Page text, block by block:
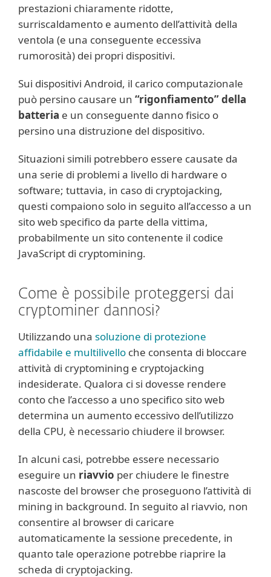
prestazioni chiaramente ridotte,
surriscaldamento e aumento dell’attività della
ventola (e una conseguente eccessiva
rumorosità) dei propri dispositivi.
Sui dispositivi Android, il carico computazionale
può persino causare un “rigonfiamento” della
batteria e un conseguente danno fisico o
persino una distruzione del dispositivo.
Situazioni simili potrebbero essere causate da
una serie di problemi a livello di hardware o
software; tuttavia, in caso di cryptojacking,
questi compaiono solo in seguito all’accesso a un
sito web specifico da parte della vittima,
probabilmente un sito contenente il codice
JavaScript di cryptomining.
Come è possibile proteggersi dai
cryptominer dannosi?
Utilizzando una soluzione di protezione
affidabile e multilivello che consenta di bloccare
attività di cryptomining e cryptojacking
indesiderate. Qualora ci si dovesse rendere
conto che l’accesso a uno specifico sito web
determina un aumento eccessivo dell’utilizzo
della CPU, è necessario chiudere il browser.
In alcuni casi, potrebbe essere necessario
eseguire un riavvio per chiudere le finestre
nascoste del browser che proseguono l’attività di
mining in background. In seguito al riavvio, non
consentire al browser di caricare
automaticamente la sessione precedente, in
quanto tale operazione potrebbe riaprire la
scheda di cryptojacking.